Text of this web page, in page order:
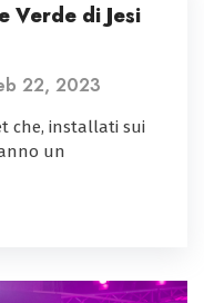
Verde di Jesi
22, 2023
che, installati sui
un